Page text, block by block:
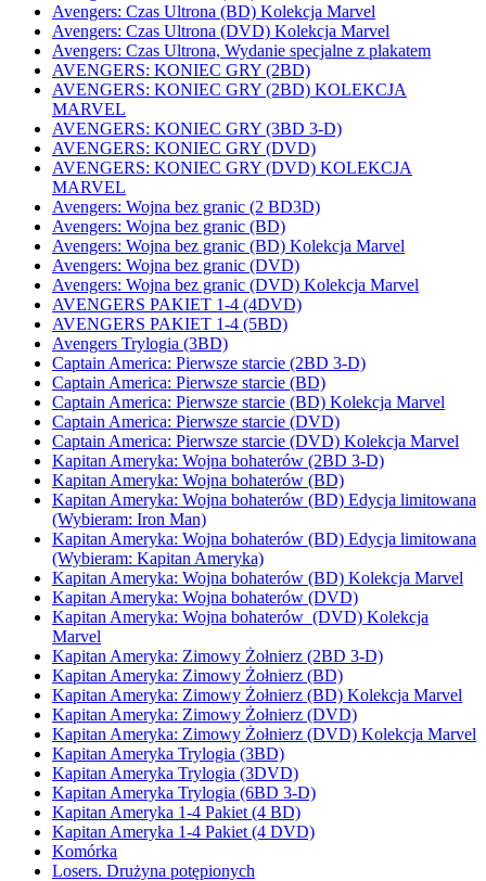
Avengers: Czas Ultrona (BD) Kolekcja Marvel
Avengers: Czas Ultrona (DVD) Kolekcja Marvel
Avengers: Czas Ultrona, Wydanie specjalne z plakatem
AVENGERS: KONIEC GRY (2BD)
AVENGERS: KONIEC GRY (2BD) KOLEKCJA
MARVEL
AVENGERS: KONIEC GRY (3BD 3-D)
AVENGERS: KONIEC GRY (DVD)
AVENGERS: KONIEC GRY (DVD) KOLEKCJA
MARVEL
Avengers: Wojna bez granic (2 BD3D)
Avengers: Wojna bez granic (BD)
Avengers: Wojna bez granic (BD) Kolekcja Marvel
Avengers: Wojna bez granic (DVD)
Avengers: Wojna bez granic (DVD) Kolekcja Marvel
AVENGERS PAKIET 1-4 (4DVD)
AVENGERS PAKIET 1-4 (5BD)
Avengers Trylogia (3BD)
Captain America: Pierwsze starcie (2BD 3-D)
Captain America: Pierwsze starcie (BD)
Captain America: Pierwsze starcie (BD) Kolekcja Marvel
Captain America: Pierwsze starcie (DVD)
Captain America: Pierwsze starcie (DVD) Kolekcja Marvel
Kapitan Ameryka: Wojna bohaterów (2BD 3-D)
Kapitan Ameryka: Wojna bohaterów (BD)
Kapitan Ameryka: Wojna bohaterów (BD) Edycja limitowana
(Wybieram: Iron Man)
Kapitan Ameryka: Wojna bohaterów (BD) Edycja limitowana
(Wybieram: Kapitan Ameryka)
Kapitan Ameryka: Wojna bohaterów (BD) Kolekcja Marvel
Kapitan Ameryka: Wojna bohaterów (DVD)
Kapitan Ameryka: Wojna bohaterów (DVD) Kolekcja
Marvel
Kapitan Ameryka: Zimowy Żołnierz (2BD 3-D)
Kapitan Ameryka: Zimowy Żołnierz (BD)
Kapitan Ameryka: Zimowy Żołnierz (BD) Kolekcja Marvel
Kapitan Ameryka: Zimowy Żołnierz (DVD)
Kapitan Ameryka: Zimowy Żołnierz (DVD) Kolekcja Marvel
Kapitan Ameryka Trylogia (3BD)
Kapitan Ameryka Trylogia (3DVD)
Kapitan Ameryka Trylogia (6BD 3-D)
Kapitan Ameryka 1-4 Pakiet (4 BD)
Kapitan Ameryka 1-4 Pakiet (4 DVD)
Komórka
Losers. Drużyna potępionych